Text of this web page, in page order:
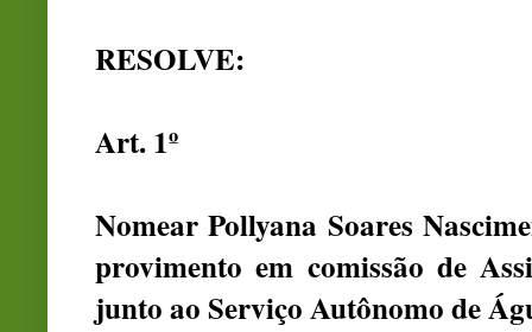
RESOLVE:
Art. 1º
Nomear Pollyana Soares
provimento em comissão de
junto ao Serviço Autônomo de